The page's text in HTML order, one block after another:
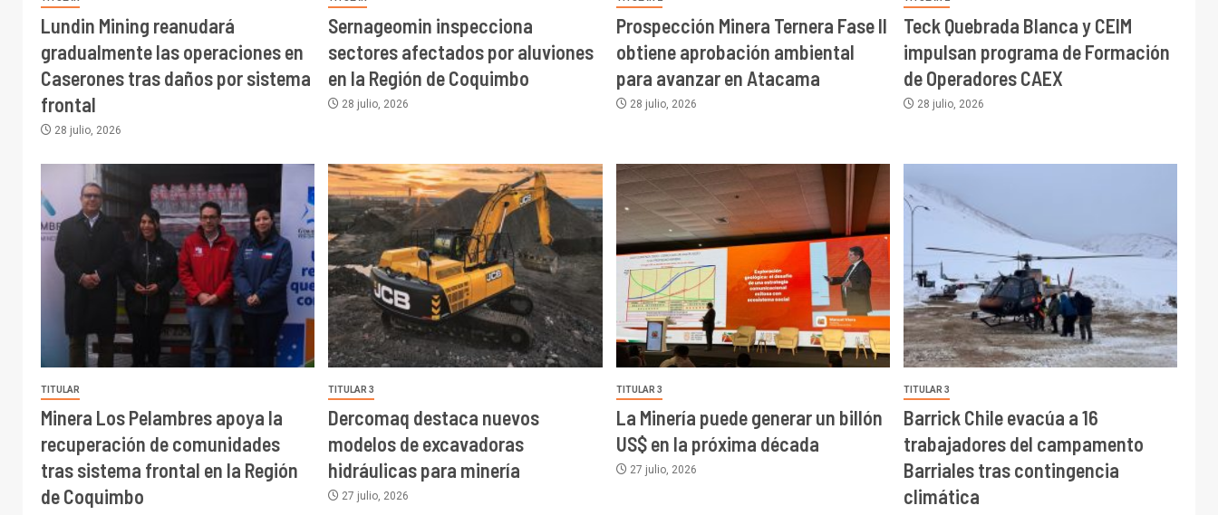
Lundin Mining reanudará
gradualmente las operaciones en
Caserones tras daños por sistema
frontal
28 julio, 2026
Sernageomin inspecciona
sectores afectados por aluviones
en la Región de Coquimbo
28 julio, 2026
Prospección Minera Ternera Fase II
obtiene aprobación ambiental
para avanzar en Atacama
28 julio, 2026
Teck Quebrada Blanca y CEIM
impulsan programa de Formación
de Operadores CAEX
28 julio, 2026
TITULAR
Minera Los Pelambres apoya la
recuperación de comunidades
tras sistema frontal en la Región
de Coquimbo
TITULAR 3
Dercomaq destaca nuevos
modelos de excavadoras
hidráulicas para minería
27 julio, 2026
TITULAR 3
La Minería puede generar un billón
US$ en la próxima década
27 julio, 2026
TITULAR 3
Barrick Chile evacúa a 16
trabajadores del campamento
Barriales tras contingencia
climática